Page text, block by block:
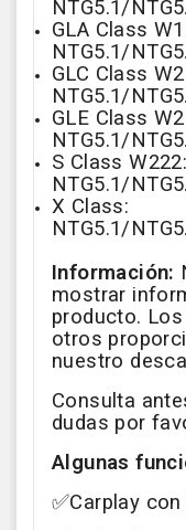
NTG5.1/
GLA
NTG5.1/
GLC
NTG5.1/
GLE
NTG5.1/
S Class
NTG5.1/
X
NTG5.1/
Información:
mostrar
producto.
otros
nuestro
Consulta
dudas por
Algunas
✅Carplay